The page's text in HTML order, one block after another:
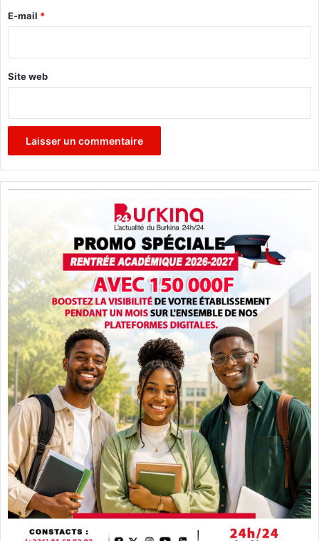
e
E-mail *
Site web